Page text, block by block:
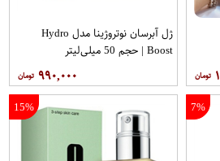
ژل آبرسان نوتروژینا مدل Hydro
Boost | حجم 50 میلی‌لیتر
۹۹۰,۰۰۰
7%
15%